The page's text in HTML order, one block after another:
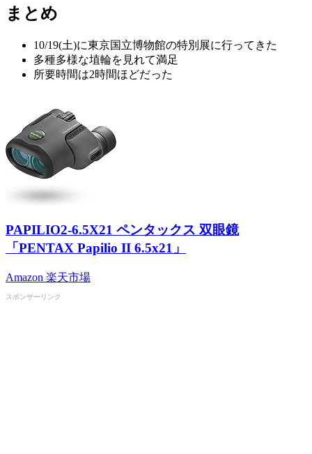
まとめ
10/19(土)に東京国立博物館の特別展に行ってきた
多種多様な埴輪を見れて満足
所要時間は2時間ほどだった
PAPILIO2-6.5X21 ペンタックス 双眼鏡
「PENTAX Papilio II 6.5x21」
Amazon 楽天市場
スポンサーリンク